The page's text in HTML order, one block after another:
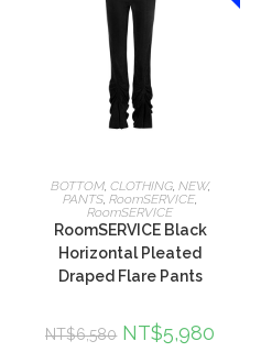
選擇規格
BOTTOM, CLOTHING, NEW,
PANTS,RoomSERVICE,
RoomSERVICE
RoomSERVICE Black
Horizontal Pleated
Draped Flare Pants
NT$6,580 NT$5,980